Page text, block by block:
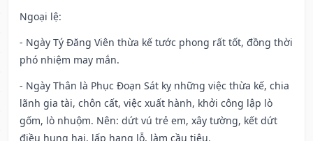
Ngoại lệ:
- Ngày Tý Đăng Viên thừa kế tước phong rất tốt, đồng thời
phó nhiệm may mắn.
- Ngày Thân là Phục Đoạn Sát kỵ những việc thừa kế, chia
lãnh gia tài, chôn cất, việc xuất hành, khởi công lập lò
gốm, lò nhuộm. Nên: dứt vú trẻ em, xây tường, kết dứt
điều hung hại, lấp hang lỗ, làm cầu tiêu.